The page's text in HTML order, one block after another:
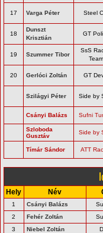
17 Varga Péter Steel
18
Dunszt
Krisztián
GT
19 Szummer Tibor
SsS
Team
20 Gerlóci Zoltán GT
Szilágyi Péter Side by
Csányi Balázs Sufni
Szloboda
Gusztáv
Side by
Tímár Sándor ATT
Hely Név
1 Csányi Balázs
2
Fehér Zoltán
3
Niebel Zoltán